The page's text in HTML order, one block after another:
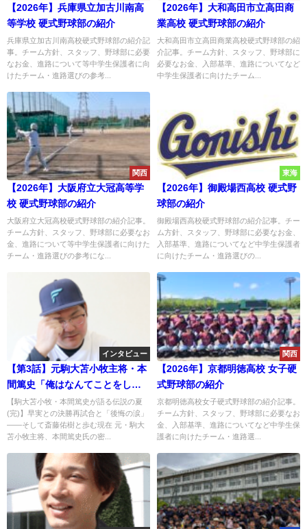
【2026年】兵庫県立加古川南高
等学校 硬式野球部の紹介
兵庫県立加古川南高校硬式野球部の紹介記
事。チーム方針、スタッフ、野球部に必要
なお金、進路について等中学生保護者に向
けたチーム・進路選びの参考...
【2026年】大和高田市立高田商
業高校 硬式野球部の紹介
大和高田市立高田商業高校硬式野球部の紹
介記事。チーム方針、スタッフ、野球部に
必要なお金、入部基準、進路についてなど
中学生保護者に向けたチーム...
関西
【2026年】大阪府立大冠高等学
校 硬式野球部の紹介
大阪府立大冠高校硬式野球部の紹介記事。
チーム方針、スタッフ、野球部に必要なお
金、進路について等中学生保護者に向けた
チーム・進路選びの参考にな...
東海
【2026年】御殿場西高校 硬式野
球部の紹介
御殿場西高校硬式野球部の紹介記事。チー
ム方針、スタッフ、野球部に必要なお金、
入部基準、進路についてなど中学生保護者
に向けたチーム・進路選びの...
インタビュー
【第3話】元駒大苫小牧主将・本
間篤史「俺はなんてことをした
んだ」早実との決勝再試合で流
した後悔の涙
【駒大苫小牧・本間篤史が語る伝説の夏
(完)】早実との決勝再試合と「後悔の涙」
――そして斎藤佑樹と歩む現在 元・駒大
苫小牧主将、本間篤史氏の密...
関西
【2026年】京都明徳高校 女子硬
式野球部の紹介
京都明徳高校女子硬式野球部の紹介記事。
チーム方針、スタッフ、野球部に必要なお
金、入部基準、進路についてなど中学生保
護者に向けたチーム・進路選...